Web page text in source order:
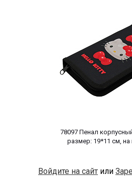
78097 Пенал
размер: 19*11 см, на
Войдите на сайт или